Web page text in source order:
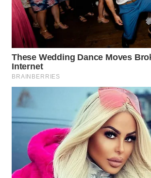
WAHANANEWS
NET
WAHANA
SPORT
WAHANA
UMKM
WAHANA
SELEB
WAHANA
PERSONA